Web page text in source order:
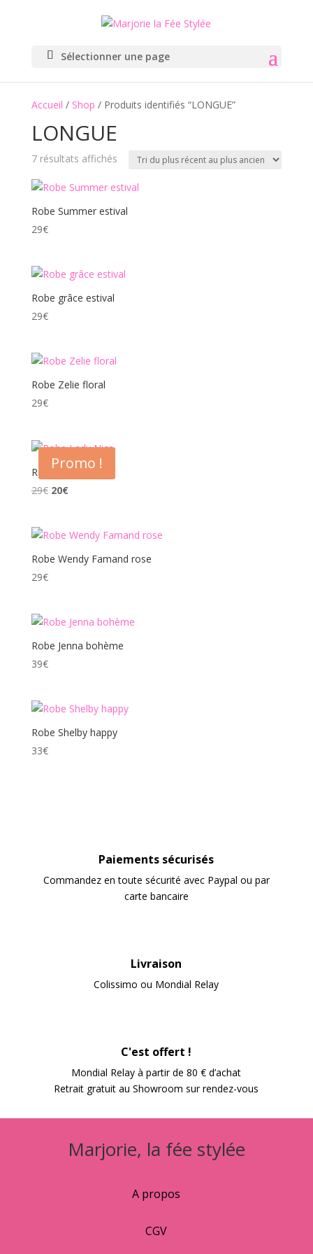
Sélectionner une page
Accueil / Shop / Produits identifiés “LONGUE”
LONGUE
7 résultats affichésTrié
plus
récent
Robe Summer estival
29€
Robe grâce estival
29€
Robe Zelie floral
29€
Promo !
Robe Lady Nice
29€ Le
était :
29€.
20€Le
est :
20€.
Robe Wendy Famand rose
29€
Robe Jenna bohème
39€
Robe Shelby happy
33€
Paiements sécurisés
Commandez en toute sécurité avec Paypal ou par
carte bancaire
Livraison
Colissimo ou Mondial Relay
C'est offert !
Mondial Relay à partir de 80 € d’achat
Retrait gratuit au Showroom sur rendez-vous
Marjorie, la fée stylée
A propos
CGV